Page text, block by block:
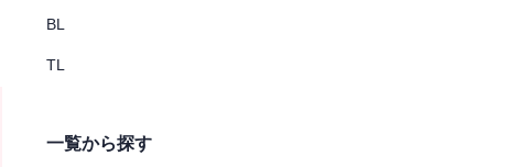
BL
TL
一覧から探す